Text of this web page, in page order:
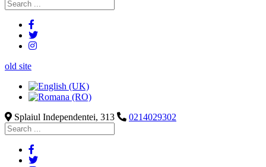
old site
Splaiul Independentei, 313 0214029302